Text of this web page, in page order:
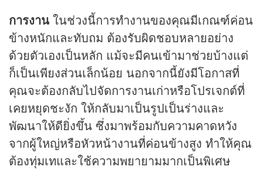
การงาน ในช่วงนี้การทำงานของคุณมีเกณฑ์ค่อน
ข้างหนักและทับถม ต้องรับผิดชอบหลายอย่าง
ด้วยตัวเองเป็นหลัก แม้จะมีคนเข้ามาช่วยบ้างแต่
ก็เป็นเพียงส่วนเล็กน้อย นอกจากนี้ยังมีโอกาสที่
คุณจะต้องกลับไปจัดการงานเก่าหรือโปรเจกต์ที่
เคยหยุดชะงัก ให้กลับมาเป็นรูปเป็นร่างและ
พัฒนาให้ดียิ่งขึ้น ซึ่งมาพร้อมกับความคาดหวัง
จากผู้ใหญ่หรือหัวหน้างานที่ค่อนข้างสูง ทำให้คุณ
ต้องทุ่มเทและใช้ความพยายามมากเป็นพิเศษ